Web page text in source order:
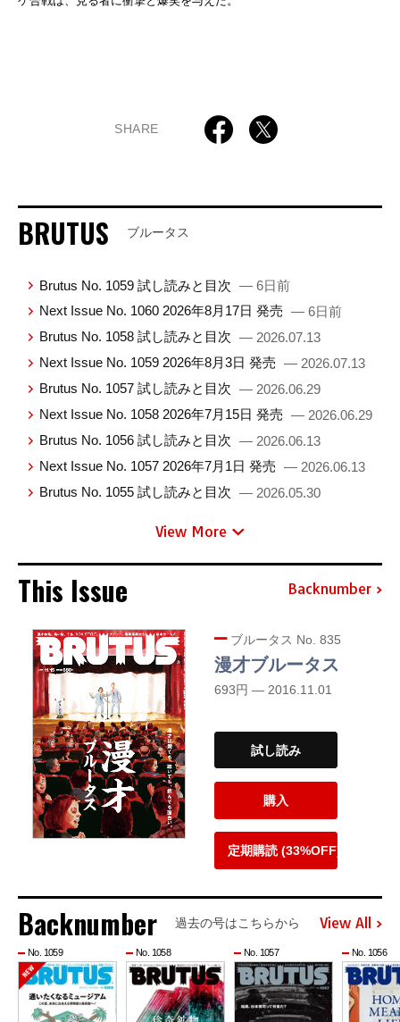
SHARE
BRUTUS ブルータス
Brutus No. 1059 試し読みと目次 — 6日前
Next Issue No. 1060 2026年8月17日 発売 — 6日前
Brutus No. 1058 試し読みと目次 — 2026.07.13
Next Issue No. 1059 2026年8月3日 発売 — 2026.07.13
Brutus No. 1057 試し読みと目次 — 2026.06.29
Next Issue No. 1058 2026年7月15日 発売 — 2026.06.29
Brutus No. 1056 試し読みと目次 — 2026.06.13
Next Issue No. 1057 2026年7月1日 発売 — 2026.06.13
Brutus No. 1055 試し読みと目次 — 2026.05.30
View More
This Issue Backnumber
ブルータス No. 835
漫才ブルータス
693円 — 2016.11.01
試し読み
購入
定期購読 (33%OFF)
Backnumber 過去の号はこちらから View All
No. 1059 No. 1058 No. 1057 No. 1056